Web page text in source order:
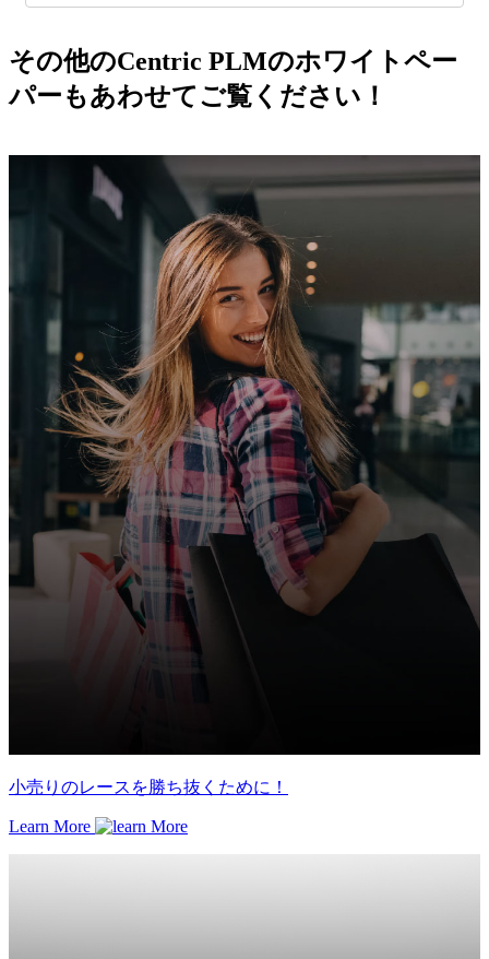
その他のCentric PLMのホワイトペー
パーもあわせてご覧ください！
小売りのレースを勝ち抜くために！
Learn More